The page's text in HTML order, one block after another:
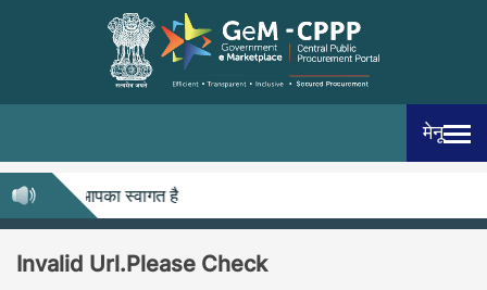
मेनू
में आपका स्वागत है
Invalid Url.Please Check